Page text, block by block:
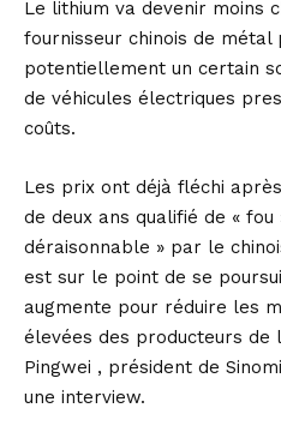
Le lithium va devenir moins
fournisseur chinois de
potentiellement un certain
de véhicules électriques
coûts.
Les prix ont déjà fléchi
de deux ans qualifié de «
déraisonnable » par le
est sur le point de se
augmente pour réduire les
élevées des producteurs de
Pingwei , président de
une interview.